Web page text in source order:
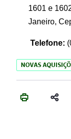
1601 e
Janeiro,
Telefone:
NOVAS